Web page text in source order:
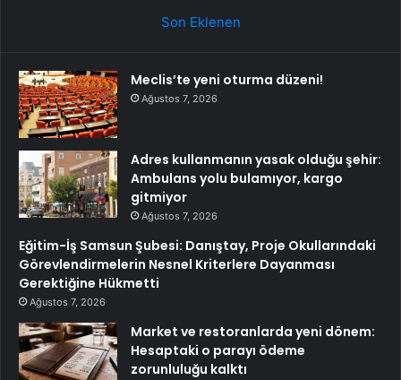
Son Eklenen
Meclis’te yeni oturma düzeni!
Ağustos 7, 2026
Adres kullanmanın yasak olduğu şehir:
Ambulans yolu bulamıyor, kargo
gitmiyor
Ağustos 7, 2026
Eğitim-İş Samsun Şubesi: Danıştay, Proje Okullarındaki
Görevlendirmelerin Nesnel Kriterlere Dayanması
Gerektiğine Hükmetti
Ağustos 7, 2026
Market ve restoranlarda yeni dönem:
Hesaptaki o parayı ödeme
zorunluluğu kalktı